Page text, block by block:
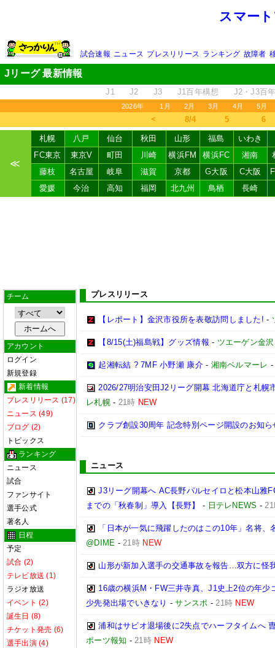
スマー
試合速報 ニュース プレスリリース ランキング 故障者
Jリーグ 最新情報
J1 J2 J3 J1百年構想 J2・J3百
2026年 1月 2月 3月 4月 5月
＜ 8/4 5 6
≪
札幌 八戸 仙台 秋田 山形 福島
いわき
FC東京
東京V 町田 川崎 横浜FM 横浜FC 湘南
藤枝
名古屋 岐阜 滋賀 京都 G大阪 C大阪
愛媛
今治 高知 福岡 北九州 鳥栖 長崎
チーム
アカウント
ログイン
新規登録
新着情報
プレスリリース (17)
ニュース (49)
ブログ (2)
トピックス
ランキング
ニュース
試合
ファンサイト
選手公式
著名人
日程
予定
試合 (2)
テレビ放送 (1)
ラジオ放送
イベント (2)
誕生日 (8)
チケット発売 (6)
選手出演 (4)
プレスリリース
【レポート】金沢市役所を表敬訪問しました! -
【8/15(土)福島戦】グッズ情報 - ツエーゲン金沢
起湘転結 ? 7MF 小野瀬 康介- 湘南ベルマーレ
2026/27明治安田J2リーグ開幕 北海道庁と札幌
レ札幌- 21時 NEW
クラブ創設30周年 記念特別ページ開設のお知ら
ニュース
J3リーグ開幕へ AC長野パルセイロと松本山雅
までの「秋春制」導入【長野】
- 日テレNEWS -
「日本が一気に飛躍したのはこの10年」名将
@DIME -21時 NEW
山形が新加入選手の交通事故を報告…双方に怪
16歳の横浜M・FW三井寺真、J1史上2位の年
少先発出場でいきなり -サンスポ -21時 NEW
浦和はサビオ退場後に2失点でハーフタイムへ
ポーツ報知 -21時 NEW